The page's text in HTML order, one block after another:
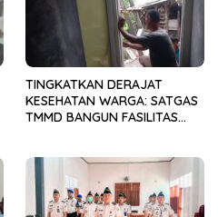
TINGKATKAN DERAJAT
KESEHATAN WARGA: SATGAS
TMMD BANGUN FASILITAS